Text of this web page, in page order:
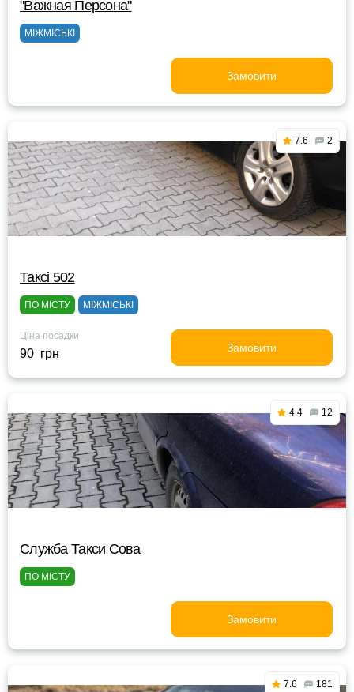
"Важная Персона"
МІЖМІСЬКІ
Замовити
7.6 2
Таксі 502
ПО МІСТУ МІЖМІСЬКІ
Ціна посадки
90 грн Замовити
4.4 12
Служба Такси Сова
ПО МІСТУ
Замовити
7.6 181